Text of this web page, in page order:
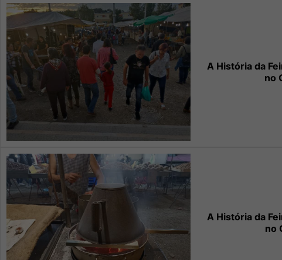
A História da
no
A História da
no